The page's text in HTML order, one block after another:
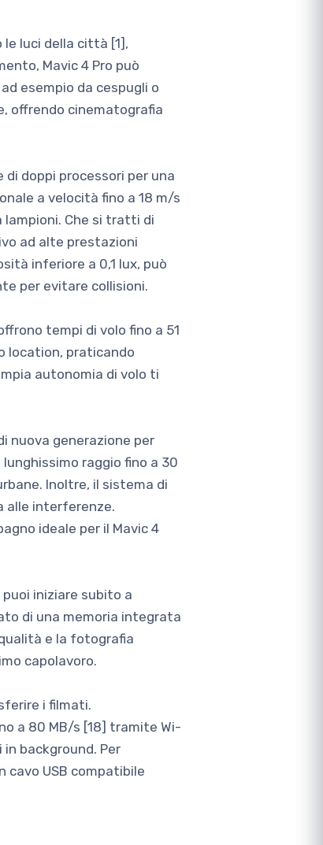
le luci della città [1],
Mavic 4 Pro può
esempio da cespugli o
offrendo cinematografia
doppi processori per una
a velocità fino a 18 m/s
lampioni. Che si tratti di
ad alte prestazioni
inferiore a 0,1 lux, può
per evitare collisioni.
tempi di volo fino a 51
location, praticando
autonomia di volo ti
nuova generazione per
raggio fino a 30
Inoltre, il sistema di
alle interferenze.
ideale per il Mavic 4
iniziare subito a
di una memoria integrata
e la fotografia
capolavoro.
i filmati.
a 80 MB/s [18] tramite Wi-
background. Per
USB compatibile